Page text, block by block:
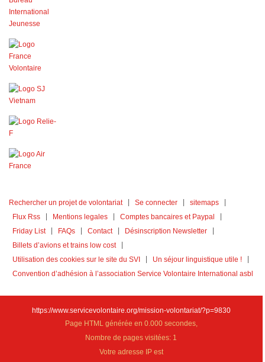
Rechercher un projet de volontariat Se connecter
sitemaps
Flux Rss
Mentions legales
Comptes bancaires et Paypal
Friday List
FAQs Contact
Désinscription Newsletter
Billets d’avions et trains low cost
Utilisation des cookies sur le site du SVI
Un séjour linguistique utile !
Convention d’adhésion à l’association Service Volontaire International asbl
https://www.servicevolontaire.org/mission-volontariat/?p=9830
Page HTML générée en 0.000 secondes,
Nombre de pages visitées: 1
Votre adresse IP est